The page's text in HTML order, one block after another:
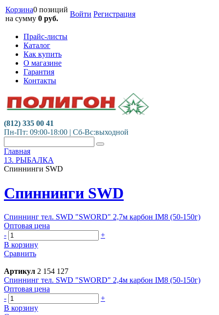
Корзина0 позиций
на сумму 0 руб.
Войти Регистрация
Прайс-листы
Каталог
Как купить
О магазине
Гарантия
Контакты
(812) 335 00 41
Пн-Пт: 09:00-18:00 | Сб-Вс:выходной
Главная
13. РЫБАЛКА
Спиннинги SWD
Спиннинги SWD
Спиннинг тел. SWD "SWORD" 2,7м карбон IM8 (50-150г)
Оптовая цена
-
+
В корзину
Сравнить
Артикул 2 154 127
Спиннинг тел. SWD "SWORD" 2,4м карбон IM8 (50-150г)
Оптовая цена
-
+
В корзину